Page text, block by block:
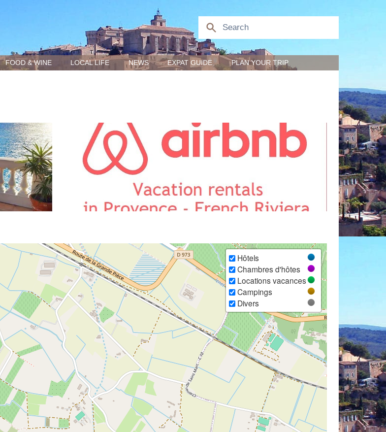
FOOD & WINE LOCAL LIFE NEWS EXPAT GUIDE PLAN YOUR TRIP
Hôtels
Chambres d'hôtes
Locations vacances
Campings
Divers